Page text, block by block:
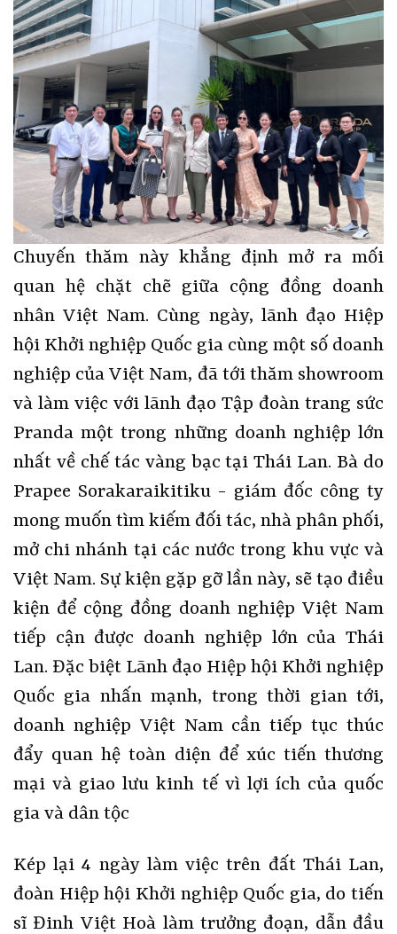
Chuyến thăm này khẳng định mở ra mối
quan hệ chặt chẽ giữa cộng đồng doanh
nhân Việt Nam. Cùng ngày, lãnh đạo Hiệp
hội Khởi nghiệp Quốc gia cùng một số doanh
nghiệp của Việt Nam, đã tới thăm showroom
và làm việc với lãnh đạo Tập đoàn trang sức
Pranda một trong những doanh nghiệp lớn
nhất về chế tác vàng bạc tại Thái Lan. Bà do
Prapee Sorakaraikitiku - giám đốc công ty
mong muốn tìm kiếm đối tác, nhà phân phối,
mở chi nhánh tại các nước trong khu vực và
Việt Nam. Sự kiện gặp gỡ lần này, sẽ tạo điều
kiện để cộng đồng doanh nghiệp Việt Nam
tiếp cận được doanh nghiệp lớn của Thái
Lan. Đặc biệt Lãnh đạo Hiệp hội Khởi nghiệp
Quốc gia nhấn mạnh, trong thời gian tới,
doanh nghiệp Việt Nam cần tiếp tục thúc
đẩy quan hệ toàn diện để xúc tiến thương
mại và giao lưu kinh tế vì lợi ích của quốc
gia và dân tộc
Kép lại 4 ngày làm việc trên đất Thái Lan,
đoàn Hiệp hội Khởi nghiệp Quốc gia, do tiến
sĩ Đinh Việt Hoà làm trưởng đoạn, dẫn đầu